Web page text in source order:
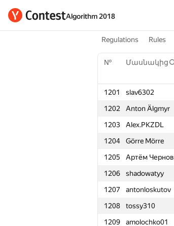
Algorithm 2018
Regulations Rules
№ Մասնակից
1201 slav6302
1202
Anton Älgmyr
1203
Alex.PKZDL
1204
Görre Mörre
1205
Артём Чернов
1206
shadowatyy
1207
antonloskutov
1208
tossy310
1209
amolochko01